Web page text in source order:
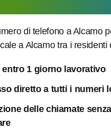
di telefono a Alcamo
a Alcamo tra i residenti
1 giorno lavorativo
diretto a tutti i numeri
delle chiamate